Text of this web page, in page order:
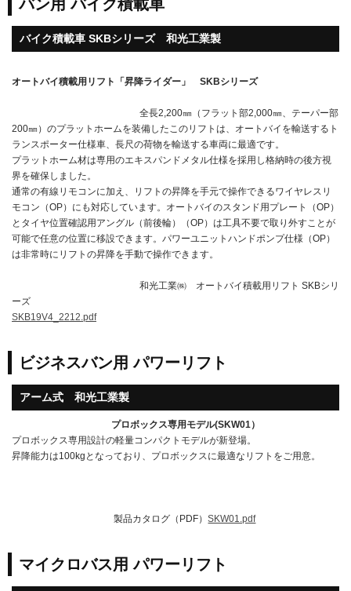
バン用 バイク積載車
バイク積載車 SKBシリーズ 和光工業製
オートバイ積載用リフト「昇降ライダー」 SKBシリーズ
全長2,200㎜（フラット部2,000㎜、テーパー部
200㎜）のプラットホームを装備したこのリフトは、オートバイを輸送するト
ランスポーター仕様車、長尺の荷物を輸送する車両に最適です。
プラットホーム材は専用のエキスパンドメタル仕様を採用し格納時の後方視
界を確保しました。
通常の有線リモコンに加え、リフトの昇降を手元で操作できるワイヤレスリ
モコン（OP）にも対応しています。オートバイのスタンド用プレート（OP）
とタイヤ位置確認用アングル（前後輪）（OP）は工具不要で取り外すことが
可能で任意の位置に移設できます。パワーユニットハンドポンプ仕様（OP）
は非常時にリフトの昇降を手動で操作できます。
和光工業㈱ オートバイ積載用リフト SKBシリ
ーズ
SKB19V4_2212.pdf
ビジネスバン用 パワーリフト
アーム式 和光工業製
プロボックス専用モデル(SKW01）
プロボックス専用設計の軽量コンパクトモデルが新登場。
昇降能力は100kgとなっており、プロボックスに最適なリフトをご用意。
製品カタログ（PDF）SKW01.pdf
マイクロバス用 パワーリフト